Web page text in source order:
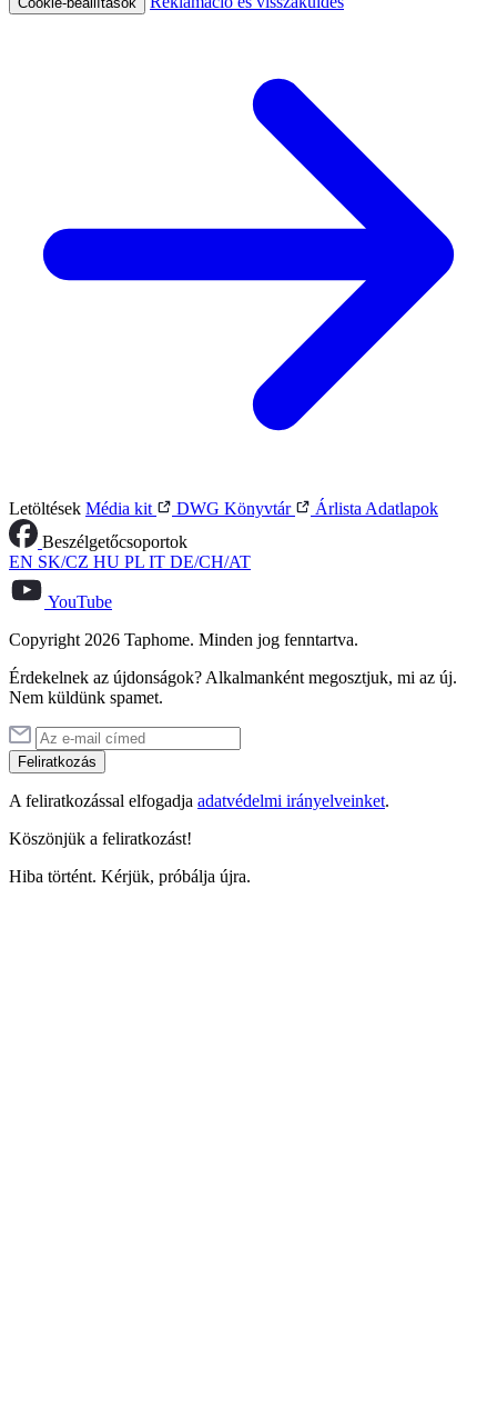
Letöltések Média kit DWG Könyvtár Árlista Adatlapok
Beszélgetőcsoportok
EN SK/CZ HU PL IT DE/CH/AT
YouTube
Copyright 2026 Taphome. Minden jog fenntartva.
Érdekelnek az újdonságok? Alkalmanként megosztjuk, mi az új.
Nem küldünk spamet.
Feliratkozás
A feliratkozással elfogadja adatvédelmi irányelveinket.
Köszönjük a feliratkozást!
Hiba történt. Kérjük, próbálja újra.